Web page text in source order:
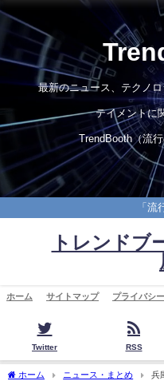
最新のニュース、テクノ
テイメントに
TrendBooth（流
「流
トレンドブ
ホーム サイトマップ プライバシ
Twitter RSS
ホーム ニュース・まとめ
兵